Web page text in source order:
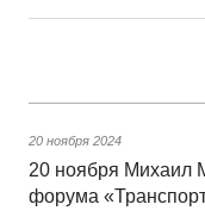
20 ноября 2024
20 ноября Михаил
форума